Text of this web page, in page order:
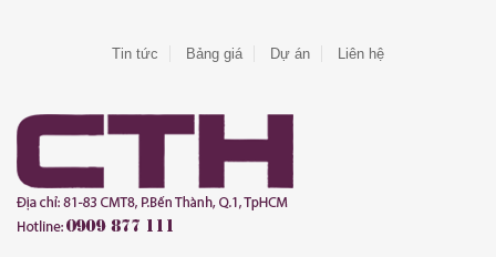
Tin tức Bảng giá Dự án Liên hệ